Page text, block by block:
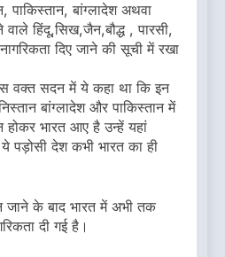
पाकिस्तान, बांग्लादेश अथवा
हिंदू,सिख,जैन,बौद्ध , पारसी,
दिए जाने की सूची में रखा
वक्त सदन में ये कहा था कि इन
बांग्लादेश और पाकिस्तान में
होकर भारत आए है उन्हें यहां
ये पड़ोसी देश कभी भारत का ही
के बाद भारत में अभी तक
दी गई है।